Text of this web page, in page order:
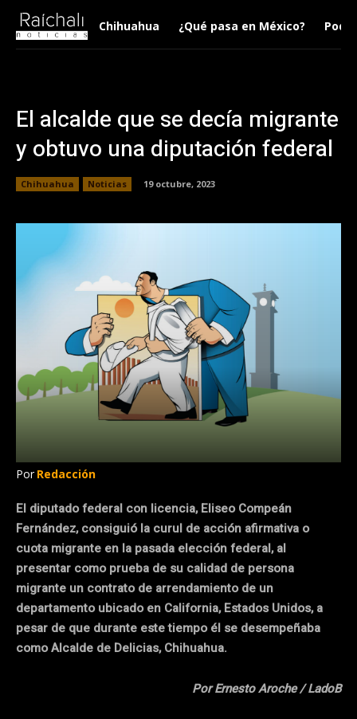
Chihuahua ¿Qué pasa en México?
El alcalde que se decía migrante
y obtuvo una diputación federal
Chihuahua Noticias 19 octubre, 2023
Por Redacción
El diputado federal con licencia, Eliseo Compeán
Fernández, consiguió la curul de acción afirmativa o
cuota migrante en la pasada elección federal, al
presentar como prueba de su calidad de persona
migrante un contrato de arrendamiento de un
departamento ubicado en California, Estados Unidos, a
pesar de que durante este tiempo él se desempeñaba
como Alcalde de Delicias, Chihuahua.
Por Ernesto Aroche / LadoB